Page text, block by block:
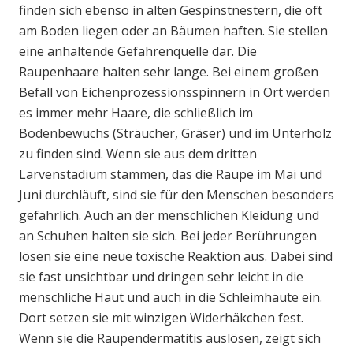
finden sich ebenso in alten Gespinstnestern, die oft
am Boden liegen oder an Bäumen haften. Sie stellen
eine anhaltende Gefahrenquelle dar. Die
Raupenhaare halten sehr lange. Bei einem großen
Befall von Eichenprozessionsspinnern in Ort werden
es immer mehr Haare, die schließlich im
Bodenbewuchs (Sträucher, Gräser) und im Unterholz
zu finden sind. Wenn sie aus dem dritten
Larvenstadium stammen, das die Raupe im Mai und
Juni durchläuft, sind sie für den Menschen besonders
gefährlich. Auch an der menschlichen Kleidung und
an Schuhen halten sie sich. Bei jeder Berührungen
lösen sie eine neue toxische Reaktion aus. Dabei sind
sie fast unsichtbar und dringen sehr leicht in die
menschliche Haut und auch in die Schleimhäute ein.
Dort setzen sie mit winzigen Widerhäkchen fest.
Wenn sie die Raupendermatitis auslösen, zeigt sich